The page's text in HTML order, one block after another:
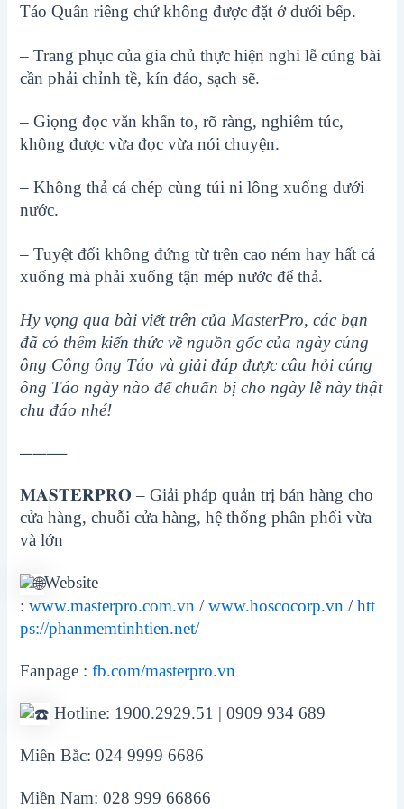
Táo Quân riêng chứ không được đặt ở dưới bếp.
– Trang phục của gia chủ thực hiện nghi lễ cúng bài
cần phải chỉnh tề, kín đáo, sạch sẽ.
– Giọng đọc văn khấn to, rõ ràng, nghiêm túc,
không được vừa đọc vừa nói chuyện.
– Không thả cá chép cùng túi ni lông xuống dưới
nước.
– Tuyệt đối không đứng từ trên cao ném hay hất cá
xuống mà phải xuống tận mép nước để thả.
Hy vọng qua bài viết trên của MasterPro, các bạn
đã có thêm kiến thức về nguồn gốc của ngày cúng
ông Công ông Táo và giải đáp được câu hỏi cúng
ông Táo ngày nào để chuẩn bị cho ngày lễ này thật
chu đáo nhé!
———–
𝐌𝐀𝐒𝐓𝐄𝐑𝐏𝐑𝐎 – Giải pháp quản trị bán hàng cho
cửa hàng, chuỗi cửa hàng, hệ thống phân phối vừa
và lớn
Website
:www.masterpro.com.vn /www.hoscocorp.vn /htt
ps://phanmemtinhtien.net/
Fanpage :fb.com/masterpro.vn
Hotline: 1900.2929.51 | 0909 934 689
Miền Bắc: 024 9999 6686
Miền Nam: 028 999 66866